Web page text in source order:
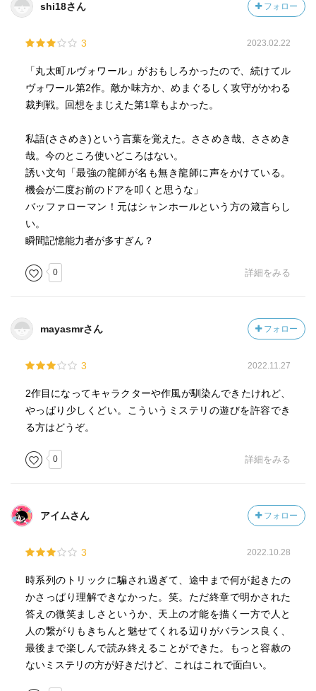
shi18さん フォロー
3 2023.02.22
「丸太町ルヴォワール」がおもしろかったので、続けてル
ヴォワール第2作。敵か味方か、めまぐるしく攻守がかわる
裁判戦。回想をまじえた第1章もよかった。
私語(ささめき)という言葉を覚えた。ささめき哉、ささめき
哉。今のところ使いどころはない。
誘い文句「最強の龍師が名も無き龍師に声をかけている。
機会が二度お前のドアを叩くと思うな」
バッファローマン！元はシャンホールという方の箴言らし
い。
瞬間記憶能力者が多すぎん？
0 詳細をみる
mayasmrさん フォロー
3 2022.11.27
2作目になってキャラクターや作風が馴染んできたけれど、
やっぱり少しくどい。こういうミステリの遊びを許容でき
る方はどうぞ。
0 詳細をみる
アイムさん フォロー
3 2022.10.28
時系列のトリックに騙され過ぎて、途中まで何が起きたの
かさっぱり理解できなかった。笑。ただ終章で明かされた
答えの微笑ましさというか、天上の才能を描く一方で人と
人の繋がりもきちんと魅せてくれる辺りがバランス良く、
最後まで楽しんで読み終えることができた。もっと容赦の
ないミステリの方が好きだけど、これはこれで面白い。